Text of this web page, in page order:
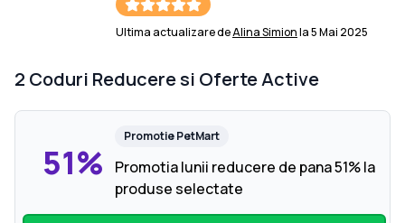
Ultima actualizare deAlina Simionla5 Mai 2025
2 Coduri Reducere si Oferte Active
51%
PromotiePetMart
Promotia lunii reducere de pana 51% la
produse selectate